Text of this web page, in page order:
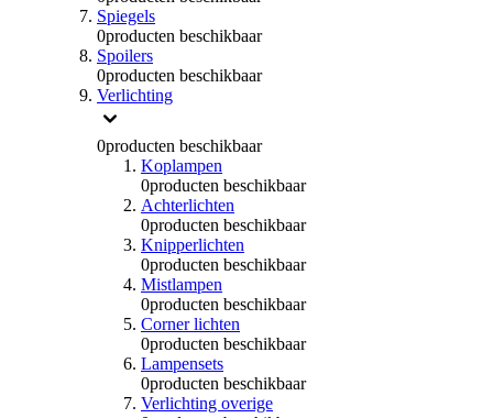
Spiegels
0producten beschikbaar
Spoilers
0producten beschikbaar
Verlichting
0producten beschikbaar
Koplampen
0producten beschikbaar
Achterlichten
0producten beschikbaar
Knipperlichten
0producten beschikbaar
Mistlampen
0producten beschikbaar
Corner lichten
0producten beschikbaar
Lampensets
0producten beschikbaar
Verlichting overige